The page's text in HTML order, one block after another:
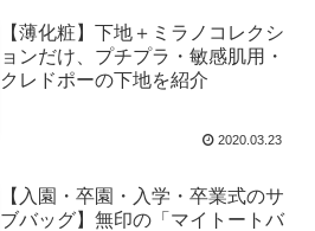
【薄化粧】下地＋ミラノコレクシ
ョンだけ、プチプラ・敏感肌用・
クレドポーの下地を紹介
2020.03.23
【入園・卒園・入学・卒業式のサ
ブバッグ】無印の「マイトートバ